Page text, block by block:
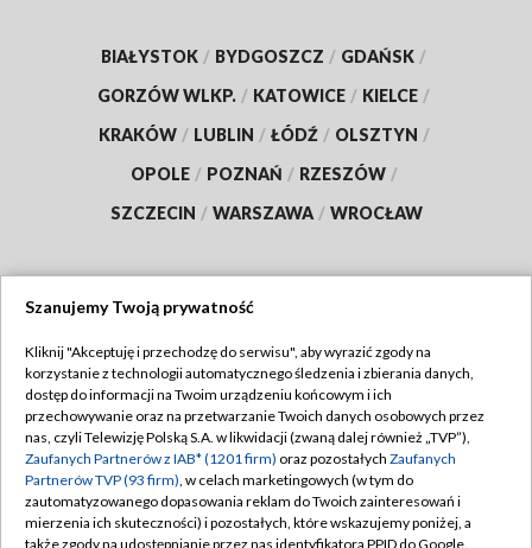
BIAŁYSTOK / BYDGOSZCZ / GDAŃSK /
GORZÓW WLKP. / KATOWICE / KIELCE /
KRAKÓW / LUBLIN / ŁÓDŹ / OLSZTYN /
OPOLE / POZNAŃ / RZESZÓW /
SZCZECIN / WARSZAWA / WROCŁAW
TVP
Abonament TVP
Emisja w TVP
Centrum informacji TVP
Naziemna Telewizja Cyfrowa
Regulamin TVP
Polityka prywatności
Moje zgody
Pomoc
Szanujemy Twoją prywatność
Kliknij "Akceptuję i przechodzę do serwisu", aby wyrazić zgody na
korzystanie z technologii automatycznego śledzenia i zbierania danych,
dostęp do informacji na Twoim urządzeniu końcowym i ich
przechowywanie oraz na przetwarzanie Twoich danych osobowych przez
nas, czyli Telewizję Polską S.A. w likwidacji (zwaną dalej również „TVP”),
Zaufanych Partnerów z IAB* (1201 firm) oraz pozostałych Zaufanych
Partnerów TVP (93 firm), w celach marketingowych (w tym do
zautomatyzowanego dopasowania reklam do Twoich zainteresowań i
mierzenia ich skuteczności) i pozostałych, które wskazujemy poniżej, a
także zgody na udostępnianie przez nas identyfikatora PPID do Google.